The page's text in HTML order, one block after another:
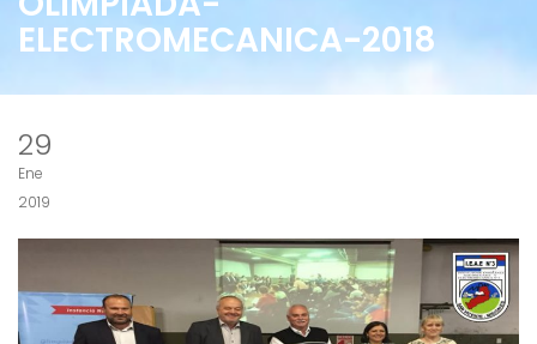
ELECTROMECANICA-2018
29
Ene
2019